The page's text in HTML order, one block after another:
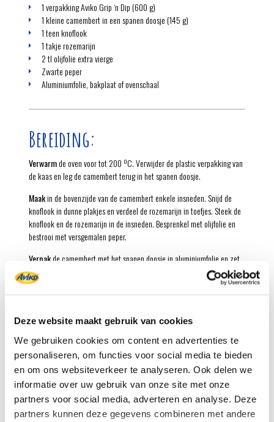
Deze website maakt gebruik van cookies
We gebruiken cookies om content en advertenties te
personaliseren, om functies voor social media te bieden
en om ons websiteverkeer te analyseren. Ook delen we
informatie over uw gebruik van onze site met onze
partners voor social media, adverteren en analyse. Deze
partners kunnen deze gegevens combineren met andere
1 verpakking Aviko Grip ‘n Dip (600 g)
1 kleine camembert in een spanen doosje (145 g)
1 teen knoflook
1 takje rozemarijn
2 tl olijfolie extra vierge
Zwarte peper
Aluminiumfolie, bakplaat of ovenschaal
Bereiding:
Verwarmde oven voor tot 200 ºC. Verwijder de plastic verpakking van
de kaas en leg de camembert terug in het spanen doosje.
Maakin de bovenzijde van de camembert enkele insneden. Snijd de
knoflook in dunne plakjes en verdeel de rozemarijn in toefjes. Steek de
knoflook en de rozemarijn in de insneden. Besprenkel met olijfolie en
bestrooi met versgemalen peper.
Verpakde camembert met het spanen doosje in aluminiumfolie en zet
op de bakplaat of in een ovenschaal.
Bereidintussen de friet volgens de aanwijzingen op de verpakking.
Neem de camembert uit de aluminiumfolie en zet op een bord. Serveer
de friet met de dip.
Tip:De camembert kan ook 8 minuten in een voorverwarmde airfryer
van 200 ºC. worden gebakken.